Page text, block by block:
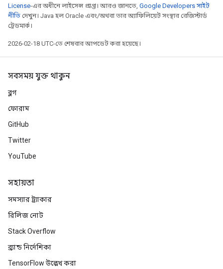
License-এর অধীনে লাইসেন্স প্রাপ্ত। আরও জানতে, Google Developers সাইট
নীতি দেখুন। Java হল Oracle এবং/অথবা তার অ্যাফিলিয়েট সংস্থার রেজিস্টার্ড
ট্রেডমার্ক।
2026-02-18 UTC-তে শেষবার আপডেট করা হয়েছে।
সবসময় যুক্ত থাকুন
ব্লগ
ফোরাম
GitHub
Twitter
YouTube
সহায়তা
সমস্যার ট্র্যাকার
রিলিজ নোট
Stack Overflow
ব্র্যান্ড নির্দেশিকা
TensorFlow উল্লেখ করা